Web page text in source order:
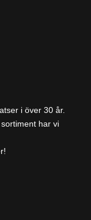
i över 30 år.
har vi